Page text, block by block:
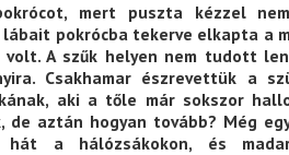
mert puszta kézzel
pokrócba tekerve elkapta a
volt. A szűk helyen nem tudott
Csakhamar észrevettük a
aki a tőle már sokszor
aztán hogyan tovább? Még
a hálózsákokon, és